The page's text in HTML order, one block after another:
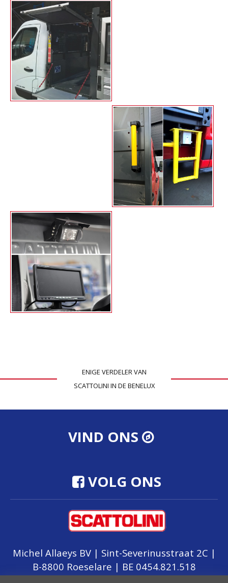
ENIGE VERDELER VAN
SCATTOLINI IN DE BENELUX
VIND ONS
VOLG ONS
Michel Allaeys BV | Sint-Severinusstraat 2C |
B-8800 Roeselare | BE 0454.821.518